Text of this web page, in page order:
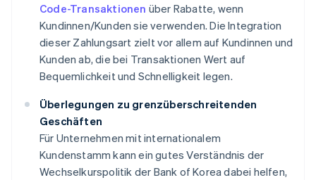
Code-Transaktionen über Rabatte, wenn
Kundinnen/Kunden sie verwenden. Die Integration
dieser Zahlungsart zielt vor allem auf Kundinnen und
Kunden ab, die bei Transaktionen Wert auf
Bequemlichkeit und Schnelligkeit legen.
Überlegungen zu grenzüberschreitenden
Geschäften
Für Unternehmen mit internationalem
Kundenstamm kann ein gutes Verständnis der
Wechselkurspolitik der Bank of Korea dabei helfen,